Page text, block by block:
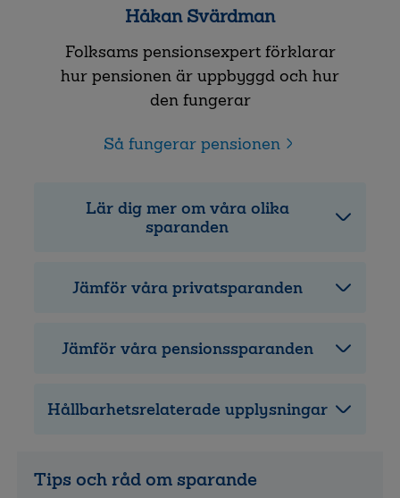
Håkan Svärdman
Folksams pensionsexpert förklarar
hur pensionen är uppbyggd och hur
den fungerar
Så fungerar pensionen
Lär dig mer om våra olika
sparanden
Jämför våra privatsparanden
Jämför våra pensionssparanden
Hållbarhetsrelaterade upplysningar
Tips och råd om sparande